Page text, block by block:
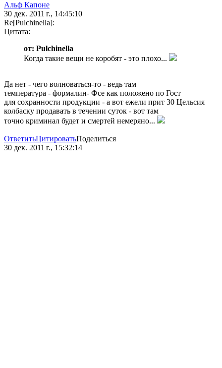
Альф Капоне
30 дек. 2011 г., 14:45:10
Re[Pulchinella]:
Цитата:
от: Pulchinella
Когда такие вещи не коробят - это плохо...
Да нет - чего волноваться-то - ведь там
температура - формалин- Фсе как положено по Гост
для сохранности продукции - а вот ежели прит 30 Цельсия
колбаску продавать в течении суток - вот там
точно криминал будет и смертей немеряно...
ОтветитьЦитироватьПоделиться
30 дек. 2011 г., 15:32:14